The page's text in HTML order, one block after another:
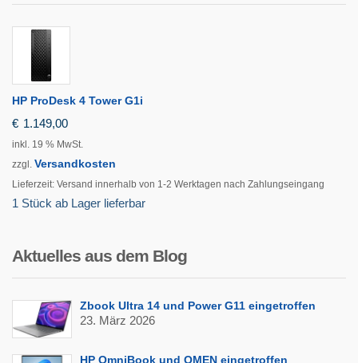
HP ProDesk 4 Tower G1i
€ 1.149,00
inkl. 19 % MwSt.
zzgl. Versandkosten
Lieferzeit: Versand innerhalb von 1-2 Werktagen nach Zahlungseingang
1 Stück ab Lager lieferbar
Aktuelles aus dem Blog
Zbook Ultra 14 und Power G11 eingetroffen
23. März 2026
HP OmniBook und OMEN eingetroffen